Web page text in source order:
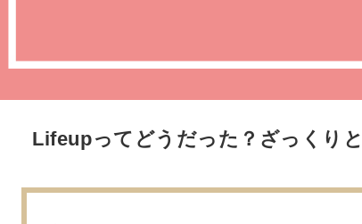
Lifeupってどうだった？ざっくり